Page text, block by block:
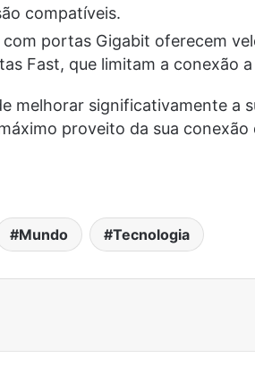
compatíveis.
com portas Gigabit oferecem
Fast, que limitam a conexão
melhorar significativamente a
proveito da sua conexão
Mundo Tecnologia